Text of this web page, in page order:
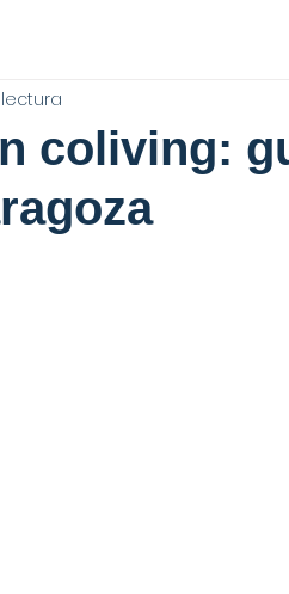
coliving: